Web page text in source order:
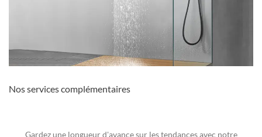
Nos services complémentaires
Gardez une longueur d'avance sur les tendances avec notre